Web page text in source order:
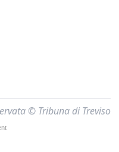
© Tribuna di Treviso